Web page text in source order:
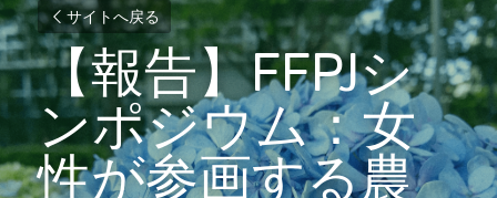
サイトへ戻る
【報告】FFPJシ
ンポジウム：女
性が参画する農